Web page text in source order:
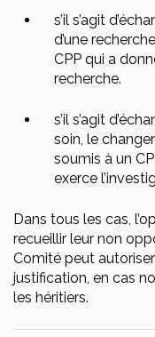
s’il s’agit
d’une
CPP qui a
recherche.
s’il s’agit
soin, le
soumis à un
exerce
Dans tous les cas,
recueillir leur non
Comité peut
justification, en cas
les héritiers.